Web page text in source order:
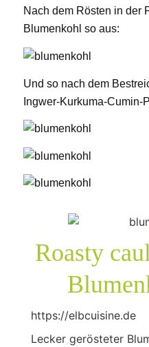
Nach dem Rösten in der
Blumenkohl so aus:
Und so nach dem
Ingwer-Kurkuma-Cumin-
Roasty
https://elbcuisine.de
Lecker gerösteter